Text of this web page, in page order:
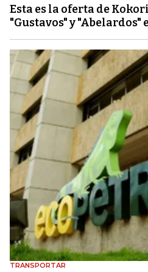
Esta es la oferta de
"Gustavos" y "Abelardos"
TRANSPORTAR